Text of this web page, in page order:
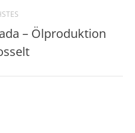
Nächster
Beitrag:
– Ölproduktion